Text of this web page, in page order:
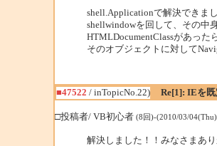
shell.Applicationで解決できまし
shellwindowを回して、その中
HTMLDocumentClassがあった
そのオブジェクトに対して
■47522 / inTopicNo.22)
Re[1]: IEを
□投稿者/ VB初心者 (8回)-(2010/03/
解決しました！！みなさまあ